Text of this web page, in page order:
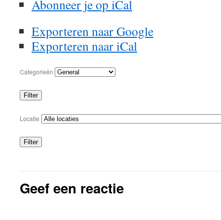
Abonneer je op iCal
Exporteren naarGoogle
Exporteren naariCal
Categorieën
Filter
Categorieën
Locatie
Filter
Locaties
Geef een reactie